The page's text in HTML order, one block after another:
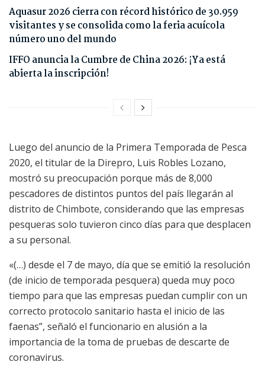
Aquasur 2026 cierra con récord histórico de 30.959
visitantes y se consolida como la feria acuícola
número uno del mundo
IFFO anuncia la Cumbre de China 2026: ¡Ya está
abierta la inscripción!
Luego del anuncio de la Primera Temporada de Pesca
2020, el titular de la Direpro, Luis Robles Lozano,
mostró su preocupación porque más de 8,000
pescadores de distintos puntos del país llegarán al
distrito de Chimbote, considerando que las empresas
pesqueras solo tuvieron cinco días para que desplacen
a su personal.
«(…) desde el 7 de mayo, día que se emitió la resolución
(de inicio de temporada pesquera) queda muy poco
tiempo para que las empresas puedan cumplir con un
correcto protocolo sanitario hasta el inicio de las
faenas”, señaló el funcionario en alusión a la
importancia de la toma de pruebas de descarte de
coronavirus.